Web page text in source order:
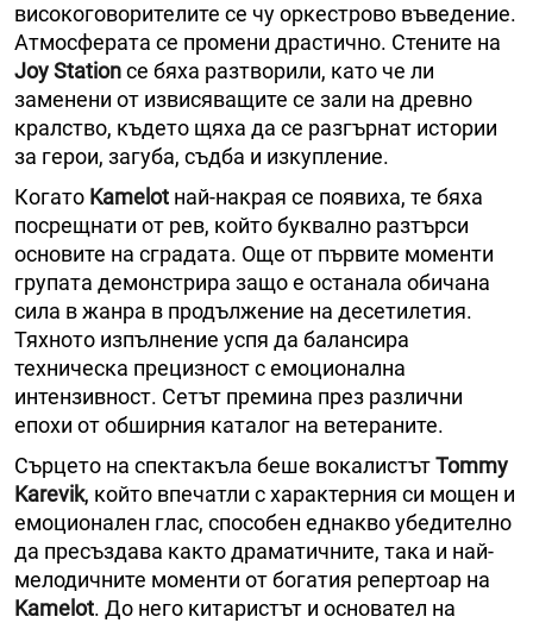
високоговорителите се чу оркестрово въведение.
Атмосферата се промени драстично. Стените на
Joy Stationсе бяха разтворили, като че ли
заменени от извисяващите се зали на древно
кралство, където щяха да се разгърнат истории
за герои, загуба, съдба и изкупление.
Когато Kamelot най-накрая се появиха, те бяха
посрещнати от рев, който буквално разтърси
основите на сградата. Още от първите моменти
групата демонстрира защо е останала обичана
сила в жанра в продължение на десетилетия.
Тяхното изпълнение успя да балансира
техническа прецизност с емоционална
интензивност. Сетът премина през различни
епохи от обширния каталог на ветераните.
Сърцето на спектакъла беше вокалистътTommy
Karevik, който впечатли с характерния си мощен и
емоционален глас, способен еднакво убедително
да пресъздава както драматичните, така и най-
мелодичните моменти от богатия репертоар на
Kamelot. До него китаристът и основател на